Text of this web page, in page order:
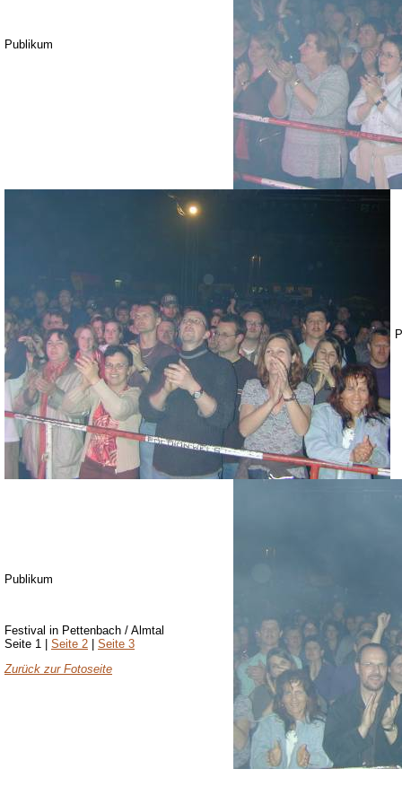
Publikum
Publikum
Festival in Pettenbach / Almtal
Seite 1 | Seite 2
Seite 3
Zurück zur Fotoseite